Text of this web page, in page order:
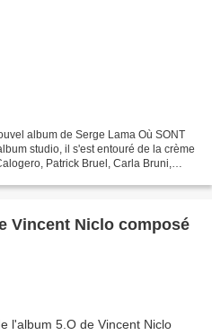
album de Serge Lama Où SONT
studio, il s'est entouré de la crème
Patrick Bruel, Carla Bruni,
Vincent Niclo composé